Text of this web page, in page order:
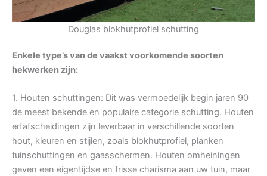
Douglas blokhutprofiel schutting
Enkele type’s van de vaakst voorkomende soorten
hekwerken zijn:
1. Houten schuttingen: Dit was vermoedelijk begin jaren 90
de meest bekende en populaire categorie schutting. Houten
erfafscheidingen zijn leverbaar in verschillende soorten
hout, kleuren en stijlen, zoals blokhutprofiel, planken
tuinschuttingen en gaasschermen. Houten omheiningen
geven een eigentijdse en frisse charisma aan uw tuin, maar